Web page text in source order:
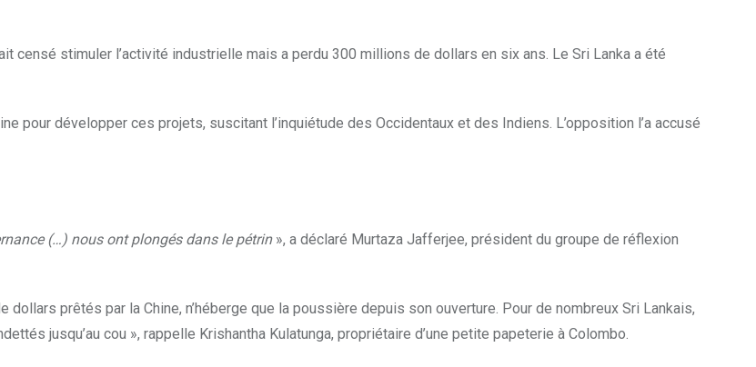
censé stimuler l’activité industrielle mais a perdu 300 millions de dollars en six ans. Le Sri Lanka a été
pour développer ces projets, suscitant l’inquiétude des Occidentaux et des Indiens. L’opposition l’a accusé
(…) nous ont plongés dans le pétrin», a déclaré Murtaza Jafferjee, président du groupe de réflexion
prêtés par la Chine, n’héberge que la poussière depuis son ouverture. Pour de nombreux Sri Lankais,
jusqu’au cou », rappelle Krishantha Kulatunga, propriétaire d’une petite papeterie à Colombo.